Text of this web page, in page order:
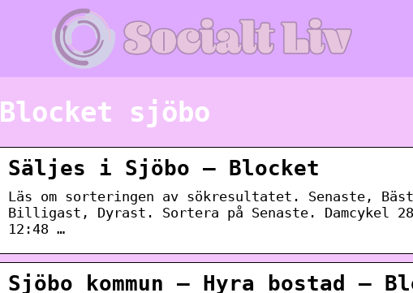
Blocket sjöbo
Säljes i Sjöbo – Blocket
Läs om sorteringen av sökresultatet. Senaste,
Billigast, Dyrast. Sortera på Senaste. Damcykel
12:48 …
Sjöbo kommun – Hyra bostad –